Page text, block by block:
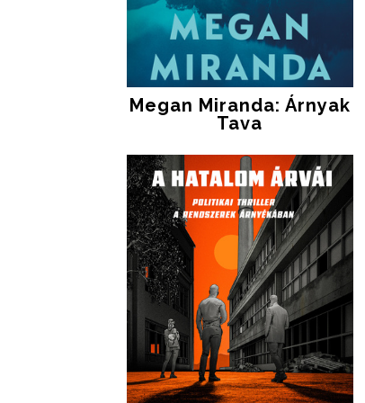
Megan Miranda: Árnyak
Tava